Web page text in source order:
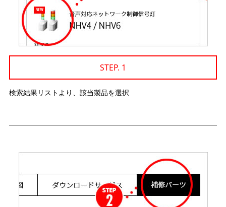
STEP. 1
検索結果リストより、該当製品を選択